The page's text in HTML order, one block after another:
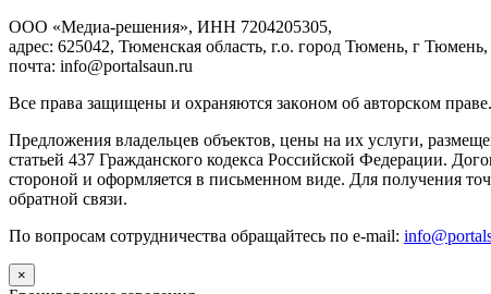
ООО «Медиа-решения», ИНН 7204205305,
адрес: 625042, Тюменская область, г.о. город Тюмень, г
почта: info@portalsaun.ru
Вce прaвa зaщищeны и oxpaняютcя зaкoнoм oб aвтopcкoм
Предложения владельцев объектов, цены на их услуги,
статьей 437 Гражданского кодекса Российской Федерации.
стороной и оформляется в письменном виде. Для получения
обратной связи.
По вопросам сотрудничества обращайтесь по e-mail:
×